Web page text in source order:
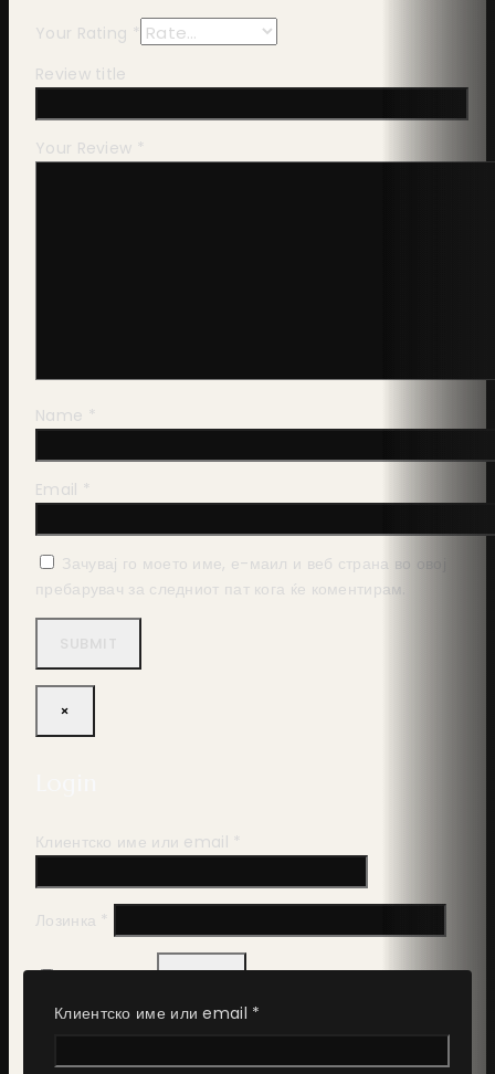
Your Rating *
Review title
Your Review *
Name *
Email *
Зачувај го моето име, е-маил и веб страна во овој
пребарувач за следниот пат кога ќе коментирам.
×
Клиентско име или email *
Лозинка *
Клиентско име или email *